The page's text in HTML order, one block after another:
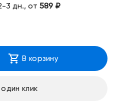
3 дн., от 589 ₽
В корзину
клик